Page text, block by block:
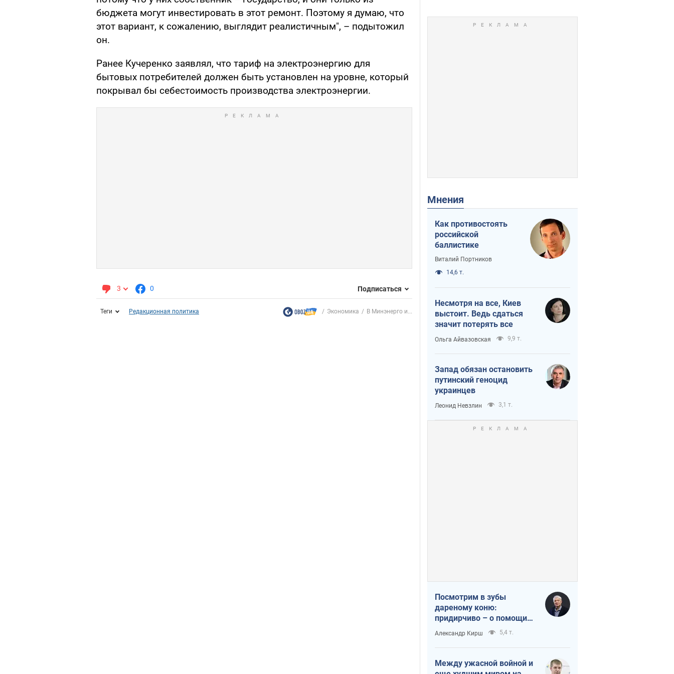
бюджета могут инвестировать в этот ремонт. Поэтому я думаю, что
этот вариант, к сожалению, выглядит реалистичным", – подытожил
он.
Ранее Кучеренко заявлял, что тариф на электроэнергию для
бытовых потребителей должен быть установлен на уровне, который
покрывал бы себестоимость производства электроэнергии.
3 0 Подписаться
Теги Редакционная политика Экономика В Минэнерго и...
Мнения
Как противостоять
российской
баллистике
Виталий Портников
14,6 т.
Несмотря на все, Киев
выстоит. Ведь сдаться
значит потерять все
Ольга Айвазовская 9,9 т.
Запад обязан остановить
путинский геноцид
украинцев
Леонид Невзлин 3,1 т.
Посмотрим в зубы
дареному коню:
придирчиво – о помощи
Украине
Александр Кирш 5,4 т.
Между ужасной войной и